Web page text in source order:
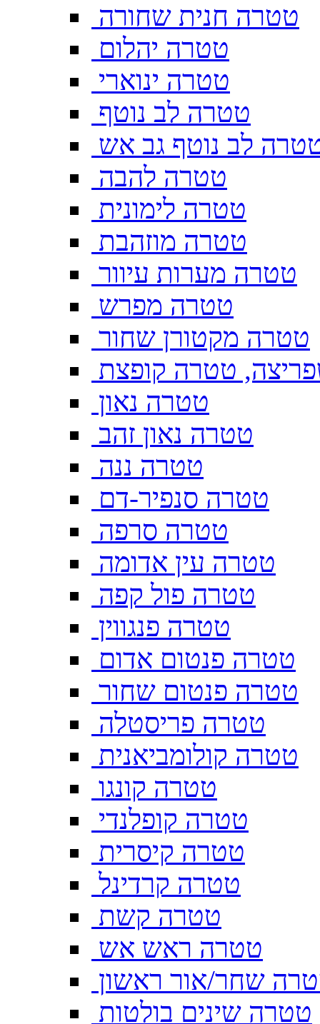
טטרה חנית שחורה
טטרה יהלום
טטרה ינוארי
טטרה לב נוטף
לב נוטף גב אש
טטרה להבה
טטרה לימונית
טטרה מוזהבת
טטרה מערות עיוור
טטרה מפרש
טטרה מקטורן שחור
טטרה קופצת
טטרה נאון
טטרה נאון זהב
טטרה ננה
טטרה סנפיר-דם
טטרה סרפה
טטרה עין אדומה
טטרה פול קפה
טטרה פנגווין
טטרה פנטום אדום
טטרה פנטום שחור
טטרה פריסטלה
טטרה קולומביאנית
טטרה קונגו
טטרה קופלנדי
טטרה קיסרית
טטרה קרדינל
טטרה קשת
טטרה ראש אש
שחר/אור ראשון
טטרה שינים בולטות